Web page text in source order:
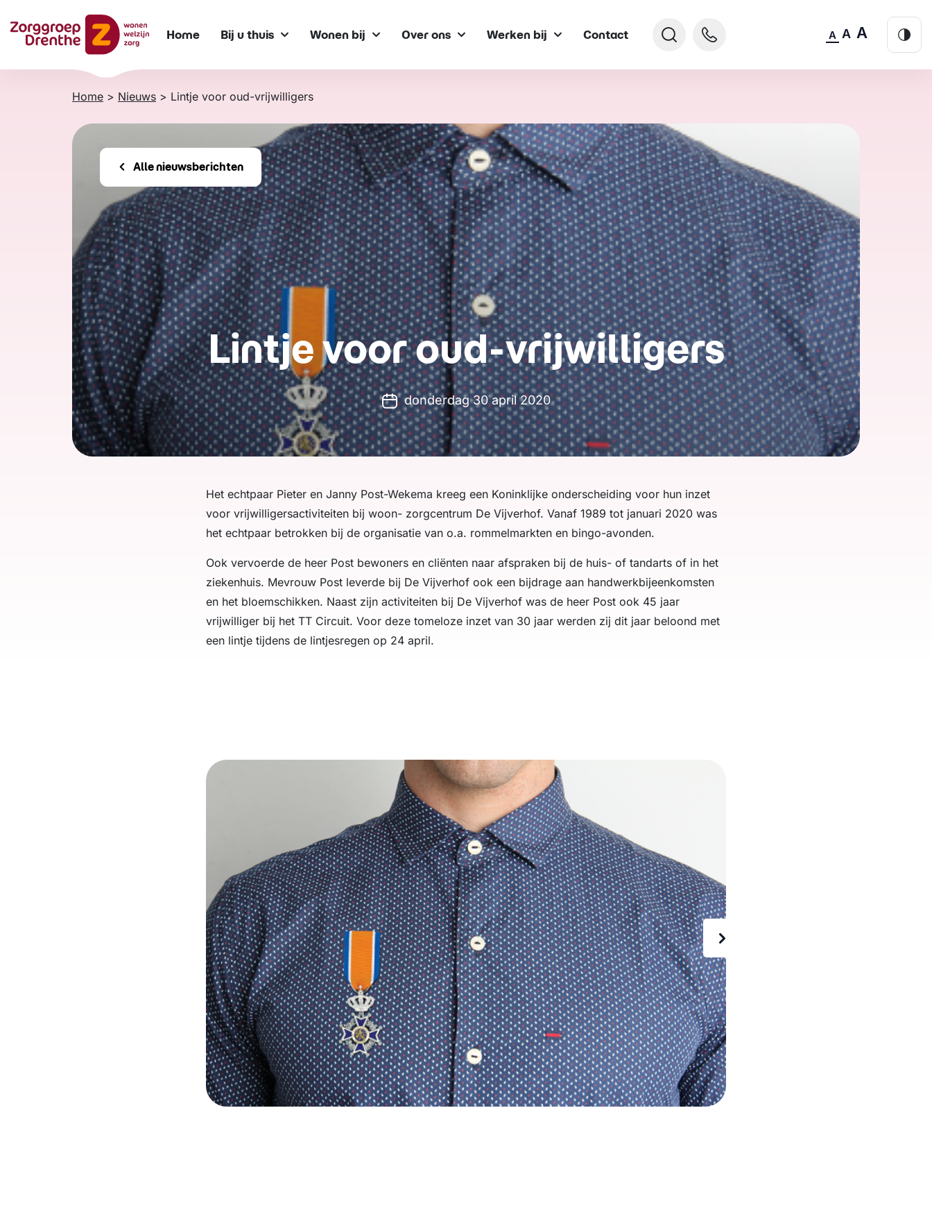
naar
content
Home Bij u thuis Wonen bij Over ons Werken bij Contact A A A
Home > Nieuws > Lintje voor oud-vrijwilligers
Alle nieuwsberichten
Lintje voor oud-vrijwilligers
donderdag 30 april 2020
Het echtpaar Pieter en Janny Post-Wekema kreeg een Koninklijke onderscheiding voor hun inzet
voor vrijwilligersactiviteiten bij woon- zorgcentrum De Vijverhof. Vanaf 1989 tot januari 2020 was
het echtpaar betrokken bij de organisatie van o.a. rommelmarkten en bingo-avonden.
Ook vervoerde de heer Post bewoners en cliënten naar afspraken bij de huis- of tandarts of in het
ziekenhuis. Mevrouw Post leverde bij De Vijverhof ook een bijdrage aan handwerkbijeenkomsten
en het bloemschikken. Naast zijn activiteiten bij De Vijverhof was de heer Post ook 45 jaar
vrijwilliger bij het TT Circuit. Voor deze tomeloze inzet van 30 jaar werden zij dit jaar beloond met
een lintje tijdens de lintjesregen op 24 april.